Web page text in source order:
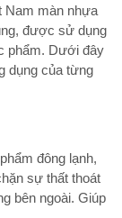
Nam màn nhựa
được sử dụng
phẩm. Dưới đây
dụng của từng
đông lạnh,
sự thất thoát
bên ngoài. Giúp